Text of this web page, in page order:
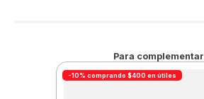
Para complementar
-10% comprando $400 en útiles